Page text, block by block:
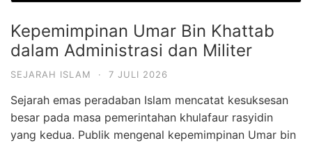
Kepemimpinan Umar Bin Khattab
dalam Administrasi dan Militer
SEJARAH ISLAM · 7 JULI 2026
Sejarah emas peradaban Islam mencatat kesuksesan
besar pada masa pemerintahan khulafaur rasyidin
yang kedua. Publik mengenal kepemimpinan Umar bin